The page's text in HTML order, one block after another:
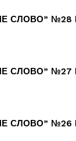
СЛОВО” №28
СЛОВО” №27
СЛОВО” №26